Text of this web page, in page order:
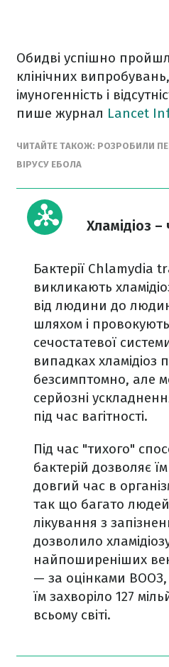
Обидві успішно
клінічних
імуногенність і
пише журнал Lancet
ЧИТАЙТЕ ТАКОЖ: РОЗРОБИЛИ
ВІРУСУ ЕБОЛА
Хламідіоз
Бактерії Chlamydia
викликають
від людини до
шляхом і
сечостатевої
випадках хламідіоз
безсимптомно, але
серйозні
під час вагітності.
Під час "тихого"
бактерій дозволяє
довгий час в
так що багато
лікування з
дозволило
найпоширеніших
— за оцінками ВООЗ,
їм захворіло 127
всьому світі.